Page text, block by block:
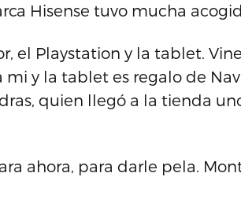
Hisense tuvo mucha
el Playstation y la tablet.
y la tablet es regalo de
quien llegó a la tienda
ahora, para darle pela.